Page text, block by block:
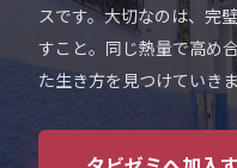
スです。大切なのは、完
すこと。同じ熱量で高め
た生き方を見つけていき